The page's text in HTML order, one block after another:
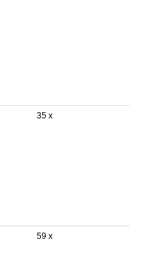
35 x
59 x